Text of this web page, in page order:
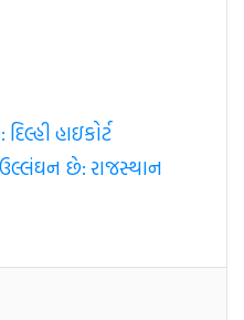
હાઇકોર્ટ
છે: રાજસ્થાન